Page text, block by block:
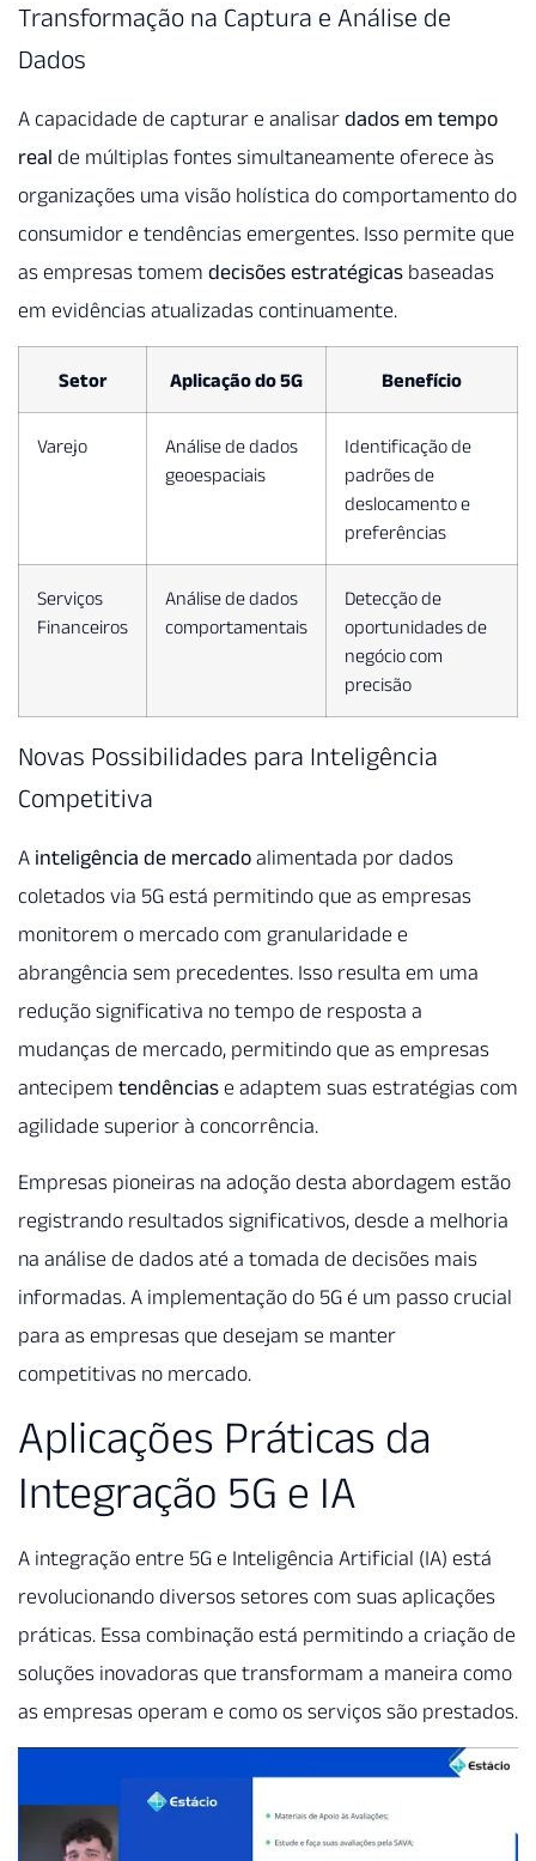
Transformação na Captura e Análise de
Dados
A capacidade de capturar e analisar dados em tempo
real de múltiplas fontes simultaneamente oferece às
organizações uma visão holística do comportamento do
consumidor e tendências emergentes. Isso permite que
as empresas tomem decisões estratégicas baseadas
em evidências atualizadas continuamente.
Setor Aplicação do 5G Benefício
Varejo
Análise de dados
geoespaciais
Identificação de
padrões de
deslocamento e
preferências
Serviços
Financeiros
Análise de dados
comportamentais
Detecção de
oportunidades de
negócio com
precisão
Novas Possibilidades para Inteligência
Competitiva
A inteligência de mercado alimentada por dados
coletados via 5G está permitindo que as empresas
monitorem o mercado com granularidade e
abrangência sem precedentes. Isso resulta em uma
redução significativa no tempo de resposta a
mudanças de mercado, permitindo que as empresas
antecipem tendências e adaptem suas estratégias com
agilidade superior à concorrência.
Empresas pioneiras na adoção desta abordagem estão
registrando resultados significativos, desde a melhoria
na análise de dados até a tomada de decisões mais
informadas. A implementação do 5G é um passo crucial
para as empresas que desejam se manter
competitivas no mercado.
Aplicações Práticas da
Integração 5G e IA
A integração entre 5G e Inteligência Artificial (IA) está
revolucionando diversos setores com suas aplicações
práticas. Essa combinação está permitindo a criação de
soluções inovadoras que transformam a maneira como
as empresas operam e como os serviços são prestados.